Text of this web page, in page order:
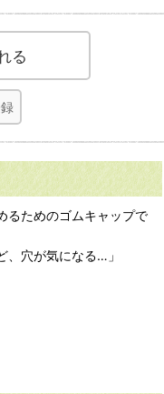
る
るためのゴムキャップで
、穴が気になる…」